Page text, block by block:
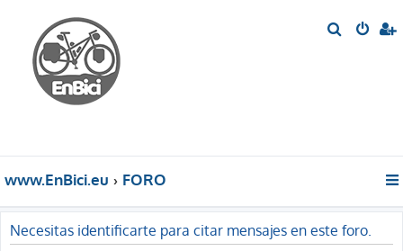
www.EnBici.eu FORO
Necesitas identificarte para citar mensajes en este foro.